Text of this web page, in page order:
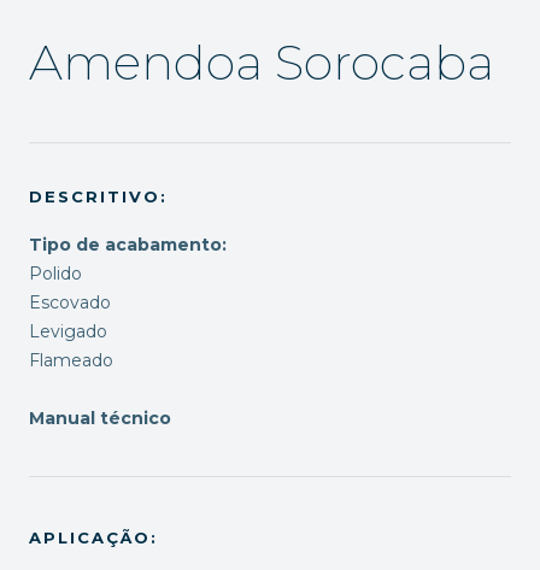
Amendoa Sorocaba
DESCRITIVO:
Tipo de acabamento:
Polido
Escovado
Levigado
Flameado
Manual técnico
APLICAÇÃO: